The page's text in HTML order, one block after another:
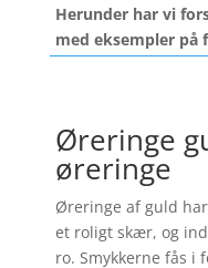
Herunder har vi
med eksempler på
Øreringe
øreringe
Øreringe af guld
et roligt skær, og
ro. Smykkerne fås i